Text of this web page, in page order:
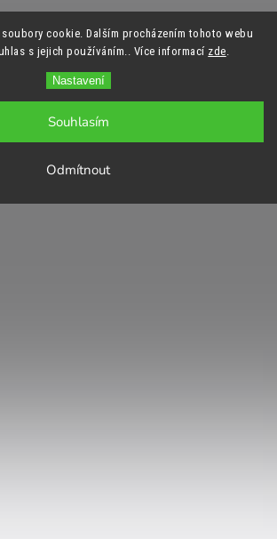
cookie. Dalším procházením tohoto webu
s jejich používáním.. Více informací zde
Nastavení
Odmítnout
Souhlasím